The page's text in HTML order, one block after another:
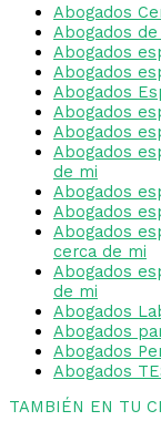
Abogados
Abogados
Abogados
Abogados
Abogados
Abogados
Abogados
Abogados
de mi
Abogados
Abogados
Abogados
cerca de mi
Abogados
de mi
Abogados
Abogados
Abogados
Abogados
TAMBIÉN EN TU